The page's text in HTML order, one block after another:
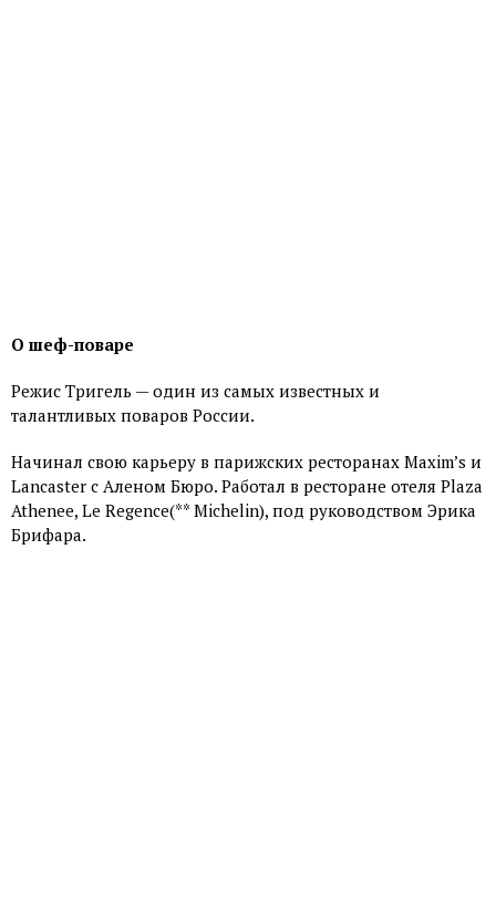
О шеф-поваре
Режис Тригель — один из самых известных и
талантливых поваров России.
Начинал свою карьеру в парижских ресторанах Maxim’s и
Lancaster с Аленом Бюро. Работал в ресторане отеля Plaza
Athenee, Le Regence(** Michelin), под руководством Эрика
Брифара.